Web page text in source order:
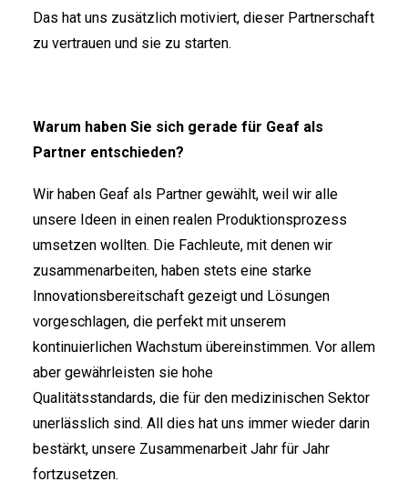
Das hat uns zusätzlich motiviert, dieser Partnerschaft
zu vertrauen und sie zu starten.
Warum haben Sie sich gerade für Geaf als
Partner entschieden?
Wir haben Geaf als Partner gewählt, weil wir alle
unsere Ideen in einen realen Produktionsprozess
umsetzen wollten. Die Fachleute, mit denen wir
zusammenarbeiten, haben stets eine starke
Innovationsbereitschaft gezeigt und Lösungen
vorgeschlagen, die perfekt mit unserem
kontinuierlichen Wachstum übereinstimmen. Vor allem
aber gewährleisten sie hohe
Qualitätsstandards, die für den medizinischen Sektor
unerlässlich sind. All dies hat uns immer wieder darin
bestärkt, unsere Zusammenarbeit Jahr für Jahr
fortzusetzen.